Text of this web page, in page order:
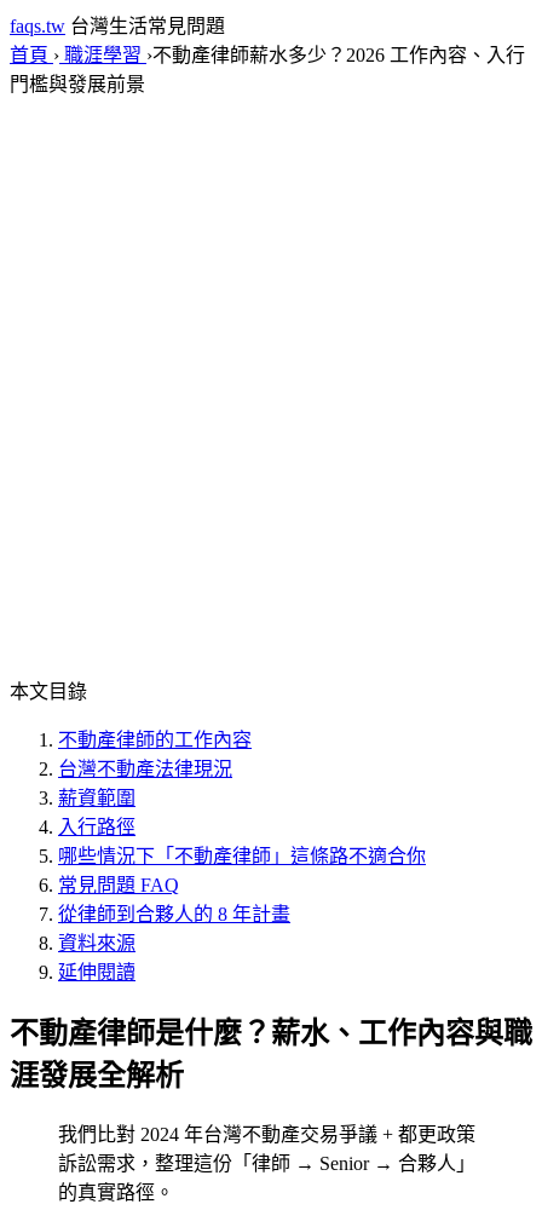
faqs.tw 台灣生活常見問題
首頁 › 職涯學習 ›不動產律師薪水多少？2026 工作內容、入行
門檻與發展前景
本文目錄
不動產律師的工作內容
台灣不動產法律現況
薪資範圍
入行路徑
哪些情況下「不動產律師」這條路不適合你
常見問題 FAQ
從律師到合夥人的 8 年計畫
資料來源
延伸閱讀
不動產律師是什麼？薪水、工作內容與職
涯發展全解析
我們比對 2024 年台灣不動產交易爭議 + 都更政策
訴訟需求，整理這份「律師 → Senior → 合夥人」
的真實路徑。